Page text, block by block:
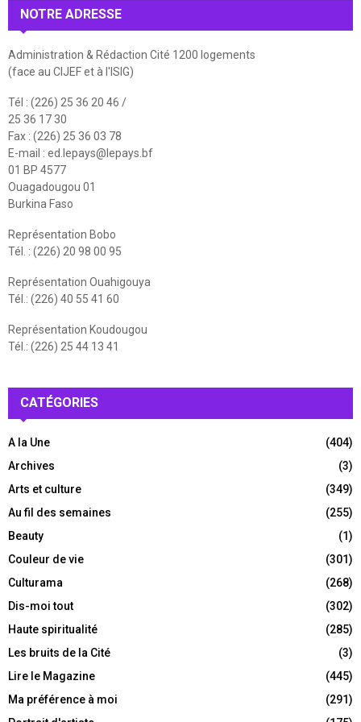
NOTRE ADRESSE
Administration & Rédaction Cité 1200 logements
(face au CIJEF et à l'ISIG)
Tél : (226) 25 36 20 46 /
25 36 17 30
Fax : (226) 25 36 03 78
E-mail : ed.lepays@lepays.bf
01 BP 4577
Ouagadougou 01
Burkina Faso
Représentation Bobo
Tél. : (226) 20 98 00 95
Représentation Ouahigouya
Tél.: (226) 40 55 41 60
Représentation Koudougou
Tél.: (226) 25 44 13 41
CATÉGORIES
A la Une
(404)
Archives
(3)
Arts et culture
(349)
Au fil des semaines
(255)
Beauty
(1)
Couleur de vie
(301)
Culturama
(268)
Dis-moi tout
(302)
Haute spiritualité
(285)
Les bruits de la Cité
(3)
Lire le Magazine
(445)
Ma préférence à moi
(291)